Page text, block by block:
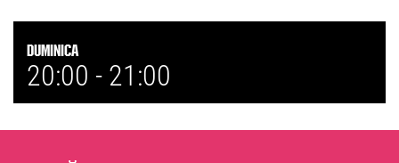
Duminica
20:00 - 21:00